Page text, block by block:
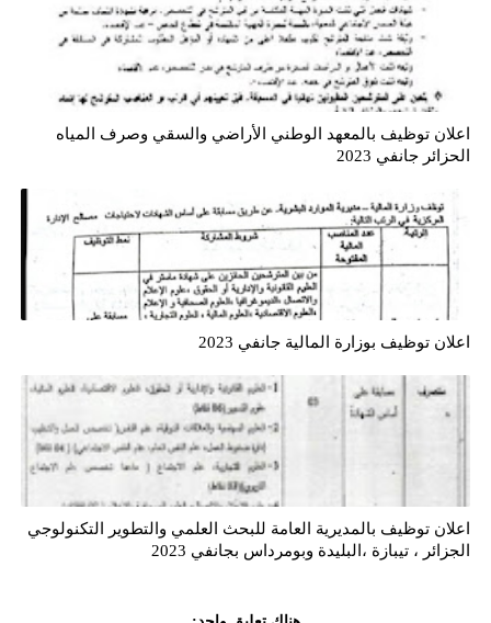
اعلان توظيف بالمعهد الوطني الأراضي والسقي وصرف المياه
الحزائر جانفي 2023
اعلان توظيف بوزارة المالية جانفي 2023
اعلان توظيف بالمديرية العامة للبحث العلمي والتطوير التكنولوجي
الجزائر ، تيبازة ،البليدة وبومرداس بجانفي 2023